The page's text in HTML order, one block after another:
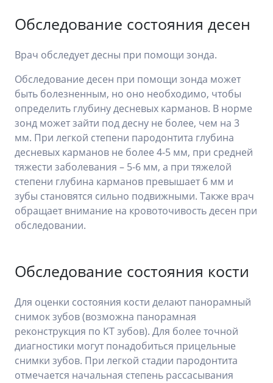
Обследование состояния десен
Врач обследует десны при помощи зонда.
Обследование десен при помощи зонда может
быть болезненным, но оно необходимо, чтобы
определить глубину десневых карманов. В норме
зонд может зайти под десну не более, чем на 3
мм. При легкой степени пародонтита глубина
десневых карманов не более 4-5 мм, при средней
тяжести заболевания – 5-6 мм, а при тяжелой
степени глубина карманов превышает 6 мм и
зубы становятся сильно подвижными. Также врач
обращает внимание на кровоточивость десен при
обследовании.
Обследование состояния кости
Для оценки состояния кости делают панорамный
снимок зубов (возможна панорамная
реконструкция по КТ зубов). Для более точной
диагностики могут понадобиться прицельные
снимки зубов. При легкой стадии пародонтита
отмечается начальная степень рассасывания